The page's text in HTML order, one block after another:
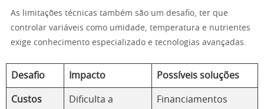
As limitações técnicas também são um desafio, ter que
controlar variáveis como umidade, temperatura e nutrientes
exige conhecimento especializado e tecnologias avançadas.
Desafio Impacto Possíveis soluções
Custos Dificulta a Financiamentos